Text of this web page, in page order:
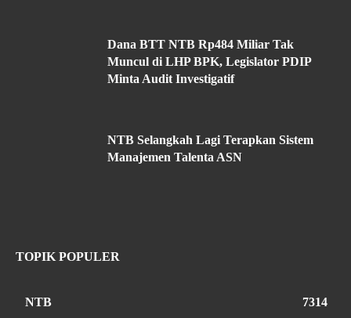
Dana BTT NTB Rp484 Miliar Tak
Muncul di LHP BPK, Legislator PDIP
Minta Audit Investigatif
NTB Selangkah Lagi Terapkan Sistem
Manajemen Talenta ASN
TOPIK POPULER
NTB 7314